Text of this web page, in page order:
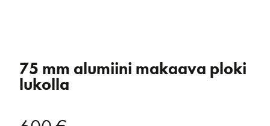
75 mm alumiini makaava ploki
lukolla